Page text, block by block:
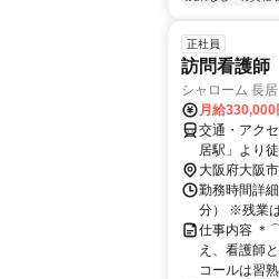
正社員
訪問看護師
シャローム 長居
月給330,000
交通・アク
居駅」より
大阪府大阪
勤務時間詳
分） ※残業
仕事内容
え、看護師
コールは習